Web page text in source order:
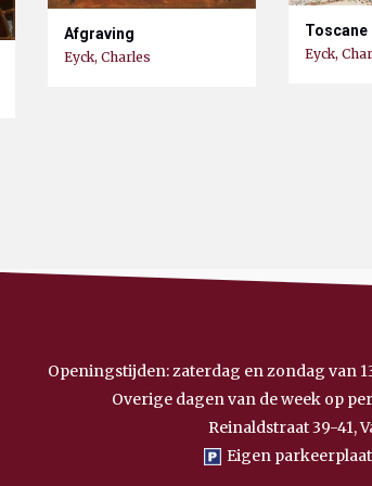
Afgraving
Eyck, Charles
Toscane
Eyck,
Openingstijden: zaterdag en zondag van
Overige dagen van de week op
Reinaldstraat 39-41,
Eigen